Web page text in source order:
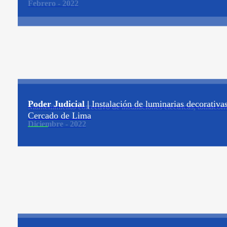
Febrero - 2022
Mantenimiento correctivo de instalaciones eléctricas,
Diciembre - 2022
Poder Judicial |Instalación de luminarias
Cercado de Lima